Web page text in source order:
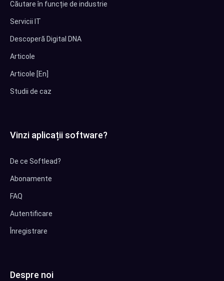
Căutare în funcție de industrie
Servicii IT
Descoperă Digital DNA
Articole
Articole [En]
Studii de caz
Vinzi aplicații software?
De ce Softlead?
Abonamente
FAQ
Autentificare
Înregistrare
Despre noi